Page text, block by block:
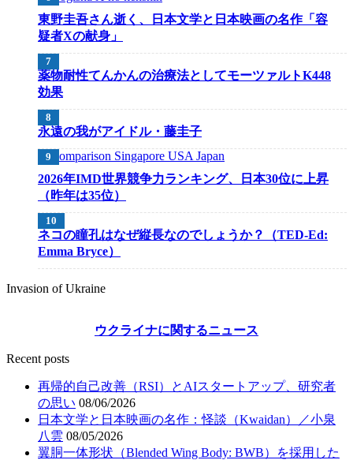
東野圭吾さん逝く、日本文学と日本映画の名作「容
疑者Xの献身」
薬物耐性てんかんの治療法としてモーツァルトK448
効果
永遠の我がアイドル・藤圭子
2026年IMD世界競争力ランキング、日本30位に上昇
（昨年は35位）
ネコの瞳孔はなぜ縦長なのでしょうか？（TED-Ed:
Emma Bryce）
Invasion of Ukraine
ウクライナに関するニュース
Recent posts
再帰的自己改善（RSI）とAIスタートアップ、研究者
の思い 08/06/2026
日本文学と日本映画の名作：怪談（Kwaidan）／小泉
八雲 08/05/2026
翼胴一体形状（Blended Wing Body: BWB）を採用した